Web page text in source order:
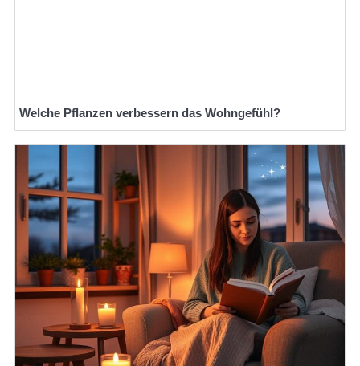
Welche Pflanzen verbessern das Wohngefühl?